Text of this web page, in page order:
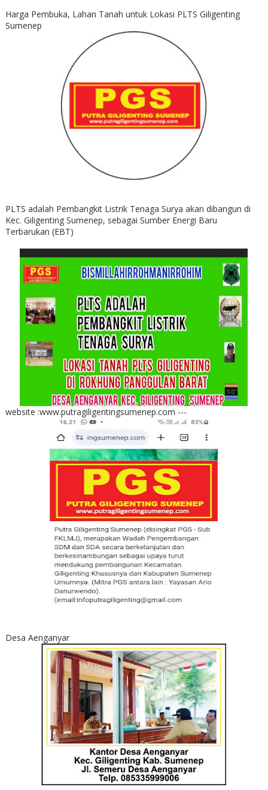
Harga Pembuka, Lahan Tanah untuk Lokasi PLTS Giligenting
Sumenep
PLTS adalah Pembangkit Listrik Tenaga Surya akan dibangun di
Kec. Giligenting Sumenep, sebagai Sumber Energi Baru
Terbarukan (EBT)
website :www.putragiligentingsumenep.com ---
Desa Aenganyar